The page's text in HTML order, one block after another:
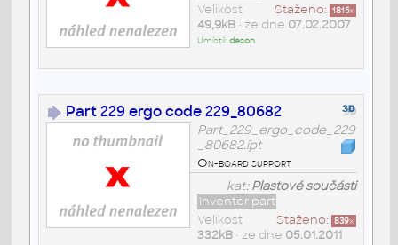
Staženo: 1815x
Velikost
49,9kB• ze dne 07.02.2007
Umístil:deson
Part 229 ergo code 229_80682
Part_229_ergo_code_229
_80682.ipt
On-board support
kat:Plastové součásti
Inventor part
Staženo: 839x
Velikost
332kB• ze dne 05.01.2011